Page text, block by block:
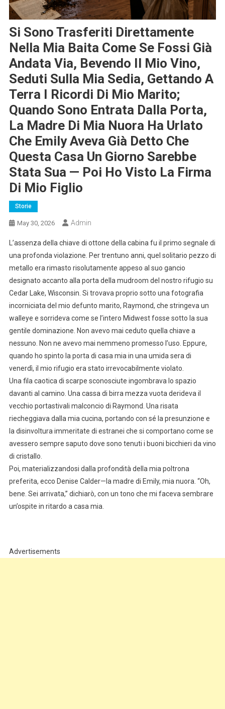
Si Sono Trasferiti Direttamente
Nella Mia Baita Come Se Fossi Già
Andata Via, Bevendo Il Mio Vino,
Seduti Sulla Mia Sedia, Gettando A
Terra I Ricordi Di Mio Marito;
Quando Sono Entrata Dalla Porta,
La Madre Di Mia Nuora Ha Urlato
Che Emily Aveva Già Detto Che
Questa Casa Un Giorno Sarebbe
Stata Sua — Poi Ho Visto La Firma
Di Mio Figlio
Storie
May 30, 2026 Admin
L’assenza della chiave di ottone della cabina fu il primo segnale di
una profonda violazione. Per trentuno anni, quel solitario pezzo di
metallo era rimasto risolutamente appeso al suo gancio
designato accanto alla porta della mudroom del nostro rifugio su
Cedar Lake, Wisconsin. Si trovava proprio sotto una fotografia
incorniciata del mio defunto marito, Raymond, che stringeva un
walleye e sorrideva come se l’intero Midwest fosse sotto la sua
gentile dominazione. Non avevo mai ceduto quella chiave a
nessuno. Non ne avevo mai nemmeno promesso l’uso. Eppure,
quando ho spinto la porta di casa mia in una umida sera di
venerdì, il mio rifugio era stato irrevocabilmente violato.
Una fila caotica di scarpe sconosciute ingombrava lo spazio
davanti al camino. Una cassa di birra mezza vuota derideva il
vecchio portastivali malconcio di Raymond. Una risata
riecheggiava dalla mia cucina, portando con sé la presunzione e
la disinvoltura immeritate di estranei che si comportano come se
avessero sempre saputo dove sono tenuti i buoni bicchieri da vino
di cristallo.
Poi, materializzandosi dalla profondità della mia poltrona
preferita, ecco Denise Calder—la madre di Emily, mia nuora. “Oh,
bene. Sei arrivata,” dichiarò, con un tono che mi faceva sembrare
un’ospite in ritardo a casa mia.
Advertisements